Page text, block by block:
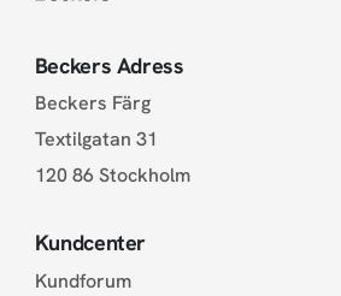
Beckers Adress
Beckers Färg
Textilgatan 31
120 86 Stockholm
Kundcenter
Kundforum